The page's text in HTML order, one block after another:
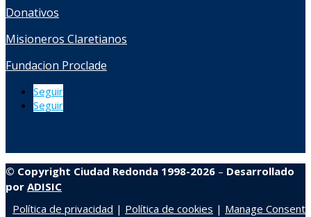
Donativos
Misioneros Claretianos
Fundacion Proclade
Seguir
Seguir
© Copyright Ciudad Redonda 1998-2026 – Desarrollado
por ADISIC
Política de privacidad | Política de cookies | Manage Consent